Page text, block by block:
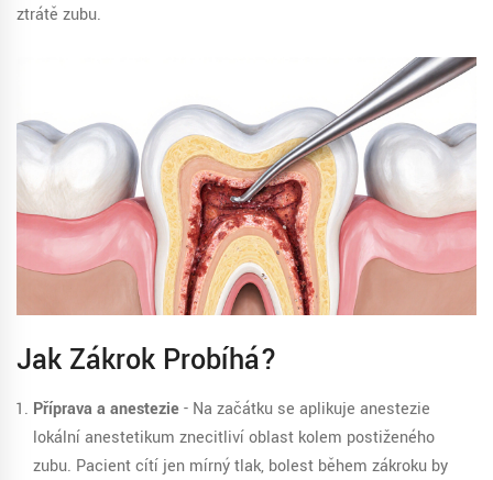
ztrátě zubu.
Jak Zákrok Probíhá?
Příprava a anestezie- Na začátku se aplikuje anestezie
lokální anestetikum znecitliví oblast kolem postiženého
zubu. Pacient cítí jen mírný tlak, bolest během zákroku by